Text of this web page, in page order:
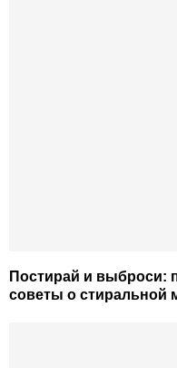
Постирай и выброси:
советы о стиральной